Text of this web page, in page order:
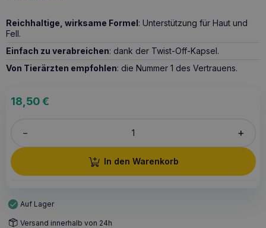
Reichhaltige, wirksame Formel: Unterstützung für Haut und
Fell.
Einfach zu verabreichen: dank der Twist-Off-Kapsel.
Von Tierärzten empfohlen: die Nummer 1 des Vertrauens.
18,50€
– +
In den Warenkorb
Auf Lager
Versand innerhalb von 24h